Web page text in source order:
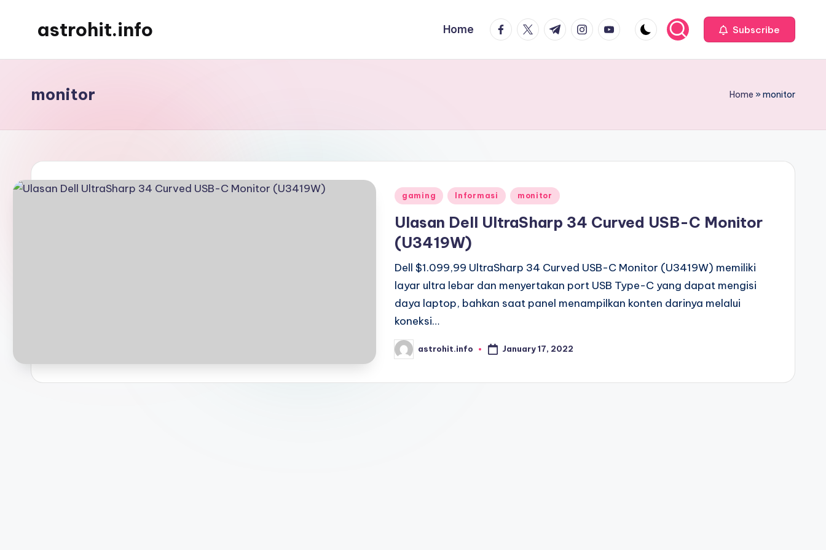
astrohit.info
Akurat
Home facebook.com
twitter.com
t.me instagram.com
youtube.com Subscribe
monitor Home »monitor
Posted
gaming Informasi monitor
Ulasan Dell UltraSharp 34 Curved USB-C Monitor
(U3419W)
Dell $1.099,99 UltraSharp 34 Curved USB-C Monitor (U3419W) memiliki
layar ultra lebar dan menyertakan port USB Type-C yang dapat mengisi
daya laptop, bahkan saat panel menampilkan konten darinya melalui
koneksi…
Posted
by
astrohit.info January 17, 2022